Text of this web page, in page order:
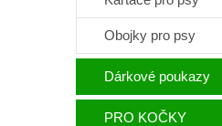
Obojky pro psy
Dárkové poukazy
PRO KOČKY